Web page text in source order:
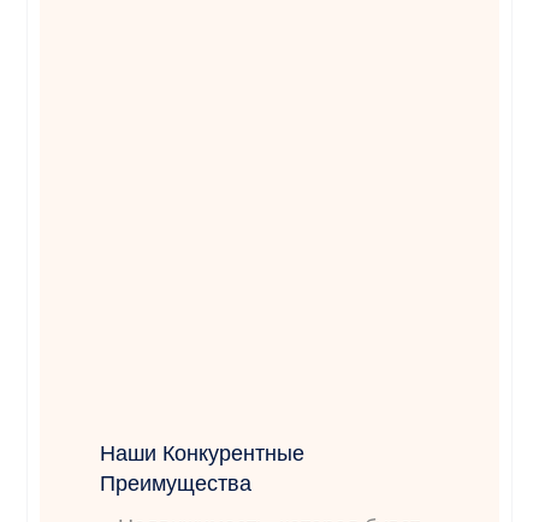
Наши Конкурентные
Преимущества